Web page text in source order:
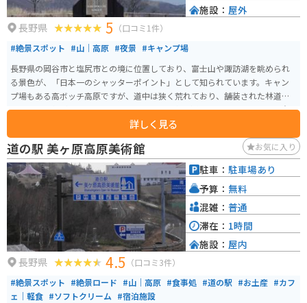
長野県 5 （口コミ1件）
#絶景スポット #山｜高原 #夜景 #キャンプ場
長野県の岡谷市と塩尻市との境に位置しており、富士山や諏訪湖を眺められ
る景色が、「日本一のシャッターポイント」として知られています。キャン
プ場もある高ボッチ高原ですが、道中は狭く荒れており、舗装された林道の
ような雰囲気があります。 12月から4月まで冬季通行止めになるため、注意
が必要です。高ボッチ高原での景色は、一生の思い出になること間違いなし
です。
詳しく見る
施設： 屋外
道の駅 美ヶ原高原美術館 お気に入り
長野県 4.5 （口コミ3件）
#絶景スポット #絶景ロード #山｜高原 #食事処 #道の駅 #お土産 #カフ
ェ｜軽食 #ソフトクリーム #宿泊施設
駐車： 駐車場あり
予算： 無料
混雑： 普通
滞在： 1時間
施設： 屋内